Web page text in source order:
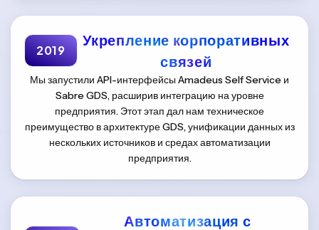
2019
Укрепление корпоративных
связей
Мы запустили API-интерфейсы Amadeus Self Service и
Sabre GDS, расширив интеграцию на уровне
предприятия. Этот этап дал нам техническое
преимущество в архитектуре GDS, унификации данных из
нескольких источников и средах автоматизации
предприятия.
Автоматизация с